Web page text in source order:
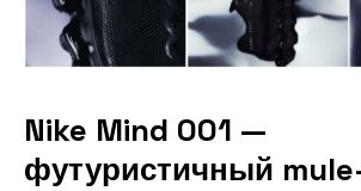
Nike Mind 001 —
футуристичный